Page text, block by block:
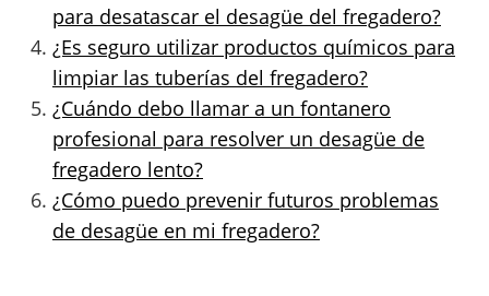
para desatascar el desagüe del fregadero?
¿Es seguro utilizar productos químicos para
limpiar las tuberías del fregadero?
¿Cuándo debo llamar a un fontanero
profesional para resolver un desagüe de
fregadero lento?
¿Cómo puedo prevenir futuros problemas
de desagüe en mi fregadero?